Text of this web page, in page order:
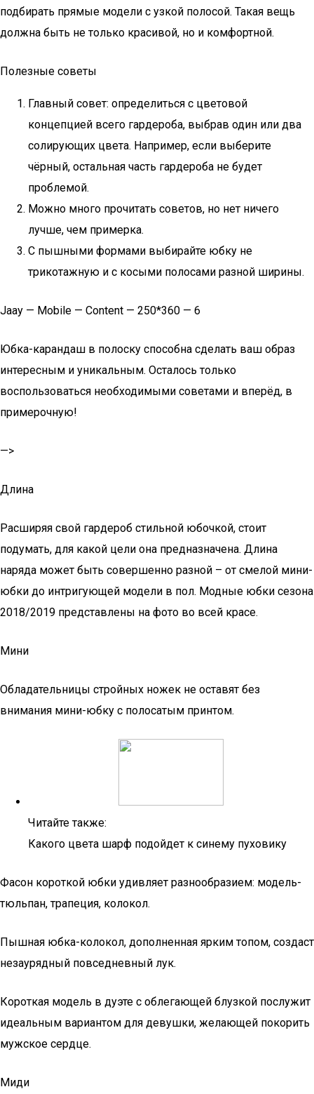
подбирать прямые модели с узкой полосой. Такая вещь
должна быть не только красивой, но и комфортной.
Полезные советы
Главный совет: определиться с цветовой
концепцией всего гардероба, выбрав один или два
солирующих цвета. Например, если выберите
чёрный, остальная часть гардероба не будет
проблемой.
Можно много прочитать советов, но нет ничего
лучше, чем примерка.
С пышными формами выбирайте юбку не
трикотажную и с косыми полосами разной ширины.
Jaay — Mobile — Content — 250*360 — 6
Юбка-карандаш в полоску способна сделать ваш образ
интересным и уникальным. Осталось только
воспользоваться необходимыми советами и вперёд, в
примерочную!
—>
Длина
Расширяя свой гардероб стильной юбочкой, стоит
подумать, для какой цели она предназначена. Длина
наряда может быть совершенно разной – от смелой мини-
юбки до интригующей модели в пол. Модные юбки сезона
2018/2019 представлены на фото во всей красе.
Мини
Обладательницы стройных ножек не оставят без
внимания мини-юбку с полосатым принтом.
Читайте также:
Какого цвета шарф подойдет к синему пуховику
Фасон короткой юбки удивляет разнообразием: модель-
тюльпан, трапеция, колокол.
Пышная юбка-колокол, дополненная ярким топом, создаст
незаурядный повседневный лук.
Короткая модель в дуэте с облегающей блузкой послужит
идеальным вариантом для девушки, желающей покорить
мужское сердце.
Миди